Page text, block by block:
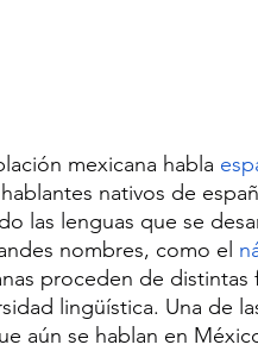
mexicana habla
nativos de
las lenguas que se
nombres, como el
proceden de
lingüística. Una de
aún se hablan en